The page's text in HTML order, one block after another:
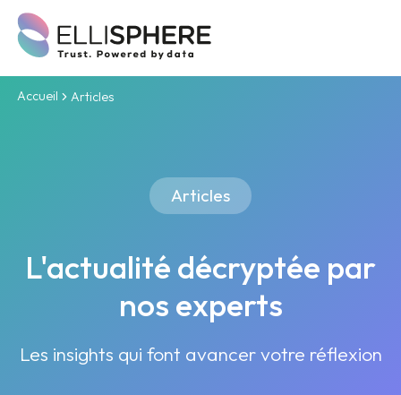
Accueil Articles
Articles
L'actualité décryptée par
nos experts
Les insights qui font avancer votre réflexion